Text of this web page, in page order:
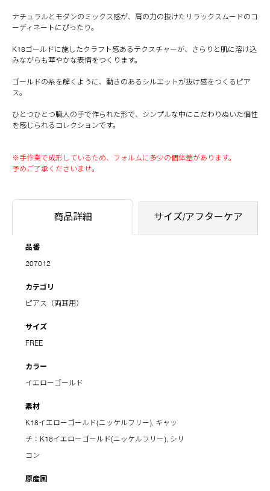
ナチュラルとモダンのミックス感が、肩の力の抜けたリラックスムードのコ
ーディネートにぴったり。
K18ゴールドに施したクラフト感あるテクスチャーが、さらりと肌に溶け込
みながらも華やかな表情をつくります。
ゴールドの糸を解くように、動きのあるシルエットが抜け感をつくるピア
ス。
ひとつひとつ職人の手で作られた形で、シンプルな中にこだわりぬいた個性
を感じられるコレクションです。
※手作業で成形しているため、フォルムに多少の個体差があります。
予めご了承くださいませ。
商品詳細 サイズ/アフターケア
品番
207012
カテゴリ
ピアス（両耳用）
サイズ
FREE
カラー
イエローゴールド
素材
K18イエローゴールド(ニッケルフリー), キャッ
チ：K18イエローゴールド(ニッケルフリー), シリ
コン
原産国